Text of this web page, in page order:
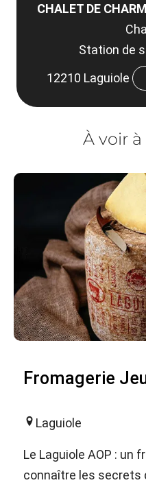
CHALET DE
Station de
12210 Laguiole
À voir
Fromagerie
Laguiole
Le Laguiole AOP : un
connaître les secrets